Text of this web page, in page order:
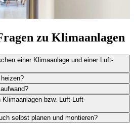
zu Klimaanlagen
einer Klimaanlage und einer Luft-
bzw. Luft-Luft-
selbst planen und montieren?